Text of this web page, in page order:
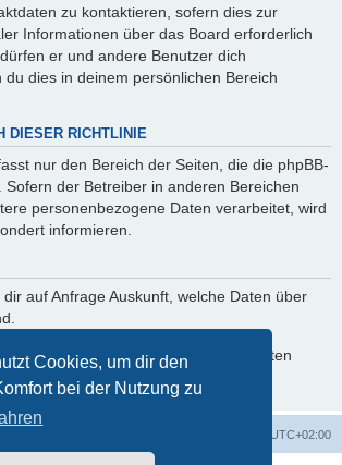
Cookies, um dir den
bei der Nutzung zu
zu kontaktieren, sofern dies zur
Informationen über das Board erforderlich
er und andere Benutzer dich
du dies in deinem persönlichen Bereich
DIESER RICHTLINIE
nur den Bereich der Seiten, die die phpBB-
Sofern der Betreiber in anderen Bereichen
personenbezogene Daten verarbeitet, wird
informieren.
auf Anfrage Auskunft, welche Daten über
die Löschung bzw. Sperrung deiner Daten
hierzu bitte den Betreiber.
UTC+02:00